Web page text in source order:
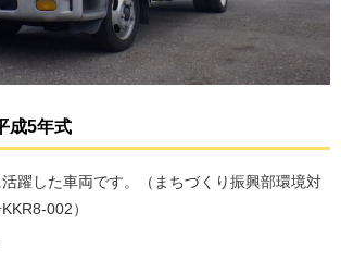
成5年式
躍した車両です。（まちづくり振興部環境対
002）